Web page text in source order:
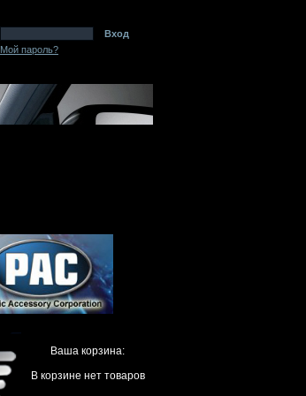
Вход
Мой пароль?
Ваша корзина:
В корзине нет товаров